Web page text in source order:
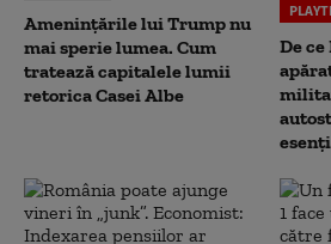
Amenințările lui Trump nu
mai sperie lumea. Cum
tratează capitalele lumii
retorica Casei Albe
De